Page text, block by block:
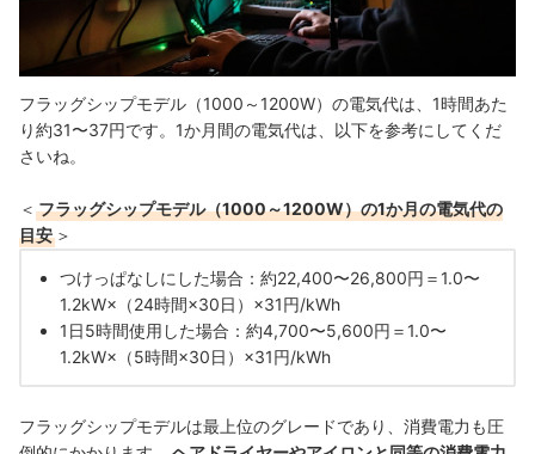
フラッグシップモデル（1000～1200W）の電気代は、1時間あた
り約31〜37円です。1か月間の電気代は、以下を参考にしてくだ
さいね。
＜ フラッグシップモデル（1000～1200W）の1か月の電気代の
目安 ＞
つけっぱなしにした場合：約22,400〜26,800円＝1.0〜
1.2kW×（24時間×30日）×31円/kWh
1日5時間使用した場合：約4,700〜5,600円＝1.0〜
1.2kW×（5時間×30日）×31円/kWh
フラッグシップモデルは最上位のグレードであり、消費電力も圧